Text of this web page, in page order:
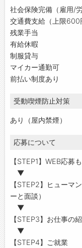
社会保険完備（雇用/
交通費支給（上限600
残業手当
有給休暇
制服貸与
マイカー通勤可
前払い制度あり
受動喫煙防止対策
あり（屋内禁煙）
応募について
【STEP1】WEB応募
▼
【STEP2】ヒューマ
ーと面談）
▼
【STEP3】お仕事の
▼
【STEP4】ご就業